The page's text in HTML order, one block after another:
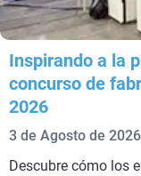
Inspirando a la
concurso de
2026
3 de Agosto de 2026
Descubre cómo los